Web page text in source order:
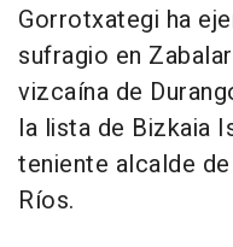
Gorrotxategi ha
sufragio en
vizcaína de
la lista de Bizkaia
teniente alcalde
Ríos.